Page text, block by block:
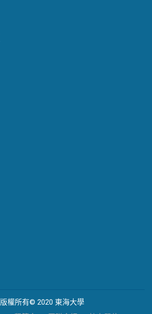
版權所有© 2020 東海大學